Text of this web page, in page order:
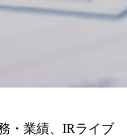
・業績、IRライブ